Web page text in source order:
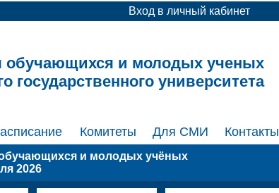
Вход в личный кабинет
обучающихся и молодых ученых
государственного университета
Комитеты Для СМИ Контакты
и молодых учёных
2026